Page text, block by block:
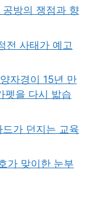
공방의 쟁점과 향
전 사태가 예고
자경이 15년 만
펫을 다시 밟습
드가 던지는 교육
가 맞이한 눈부